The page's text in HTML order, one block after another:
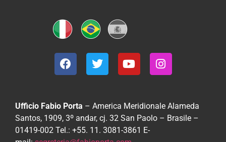
Ufficio Fabio Porta – America Meridionale Alameda
Santos, 1909, 3º andar, cj. 32 San Paolo – Brasile –
01419-002 Tel.: +55. 11. 3081-3861 E-